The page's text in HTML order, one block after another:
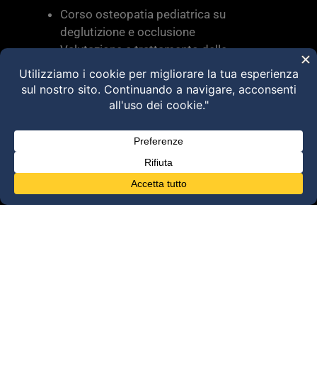
Corso osteopatia pediatrica su
deglutizione e occlusione
Valutazione e trattamento delle
disfunzioni dei sistemi di movimento –
Torino 28 MARZO 2026
HVLA – Moduli Clinici – 2026
@2025 Dott. Alessandro Carollo – All rights